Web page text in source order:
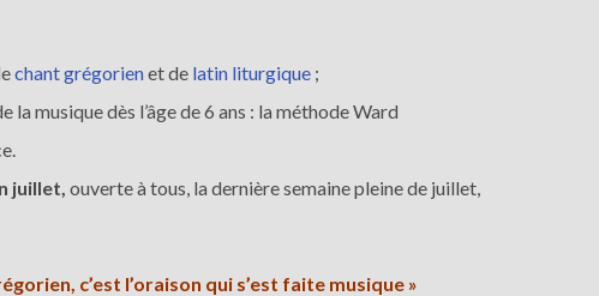
chant grégorienet de latin liturgique ;
la musique dès l’âge de 6 ans : la méthode Ward
juillet, ouverte à tous, la dernière semaine pleine de juillet,
c’est l’oraison qui s’est faite musique »